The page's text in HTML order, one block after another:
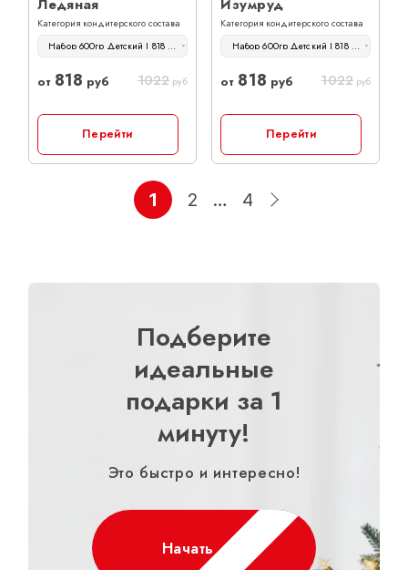
Ледяная
Категория кондитерского состава
Набор 600гр Детский | 818 руб
от 818 руб 1022 руб
Перейти
Изумруд
Категория кондитерского состава
Набор 600гр Детский | 818 руб
от 818 руб 1022руб
Перейти
1 2 … 4
Подберите
идеальные
подарки за 1
минуту!
Это быстро и интересно!
Начать